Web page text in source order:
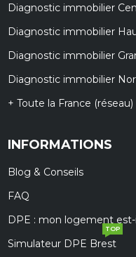
Diagnostic immobilier
Diagnostic immobilier
Diagnostic immobilier
Diagnostic immobilier
+ Toute la France (réseau)
INFORMATIONS
Blog & Conseils
FAQ
DPE : mon logement est-
Simulateur DPE Brest
TOP